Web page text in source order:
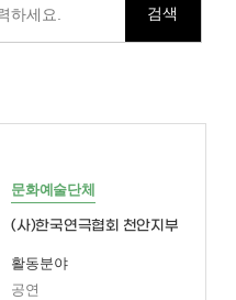
검색
문화예술단체
(사)한국연극협회 천안지부
활동분야
공연